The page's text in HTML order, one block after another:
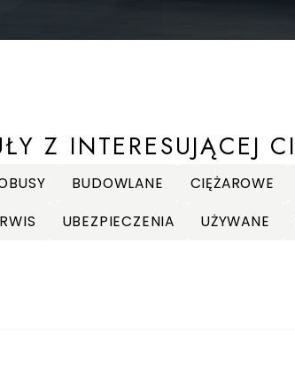
Z INTERESUJĄCEJ
BUDOWLANE CIĘŻAROWE
UBEZPIECZENIA UŻYWANE